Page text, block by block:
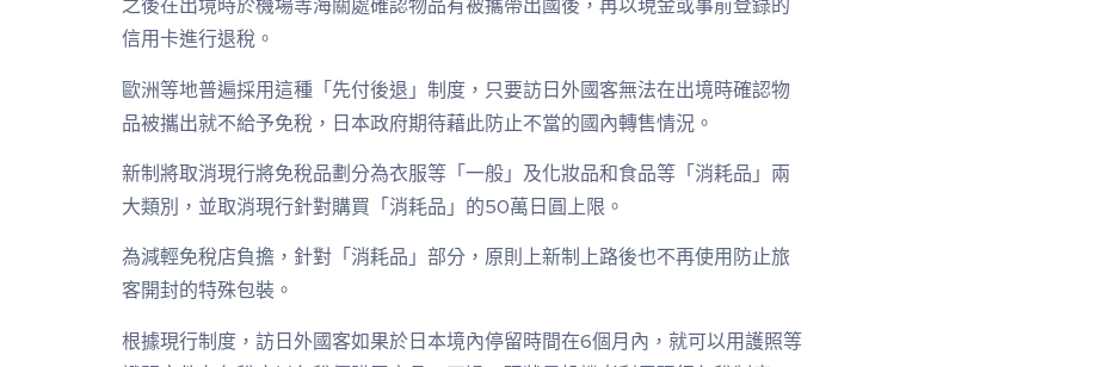
之後在出境時於機場等海關處確認物品有被攜帶出國後，再以現金或事前登錄的
信用卡進行退稅。
歐洲等地普遍採用這種「先付後退」制度，只要訪日外國客無法在出境時確認物
品被攜出就不給予免稅，日本政府期待藉此防止不當的國內轉售情況。
新制將取消現行將免稅品劃分為衣服等「一般」及化妝品和食品等「消耗品」兩
大類別，並取消現行針對購買「消耗品」的50萬日圓上限。
為減輕免稅店負擔，針對「消耗品」部分，原則上新制上路後也不再使用防止旅
客開封的特殊包裝。
根據現行制度，訪日外國客如果於日本境內停留時間在6個月內，就可以用護照等